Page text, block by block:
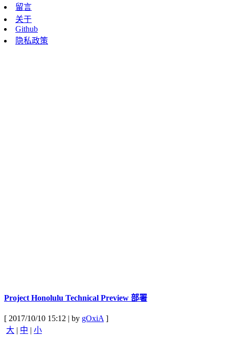
留言
关于
Github
隐私政策
Project Honolulu Technical Preview 部署
[ 2017/10/10 15:12 | by gOxiA]
大 | 中 | 小